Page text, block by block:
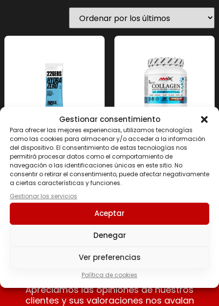
Gestionar consentimiento
Para ofrecer las mejores experiencias, utilizamos tecnologías
como las cookies para almacenar y/o acceder a la información
del dispositivo. El consentimiento de estas tecnologías nos
permitirá procesar datos como el comportamiento de
navegación o las identificaciones únicas en este sitio. No
consentir o retirar el consentimiento, puede afectar negativamente
a ciertas características y funciones.
Gestionar los servicios
Aceptar
Denegar
Ver preferencias
Política de cookies
HYDRAZERO Bebida
Hipotónica Monodosis
7,5g
1.50€
Seleccionar
COLLAGEN MARINE
Peptan® DRINK 300 GR
44.50€
Seleccionar
opciones
Nuestros clientes opinan
Apreciamos las opiniones de nuestros
clientes y sus valoraciones nos avalan